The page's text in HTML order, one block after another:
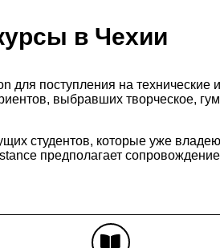
в Чехии
поступления на технические
выбравших творческое,
студентов, которые уже
предполагает